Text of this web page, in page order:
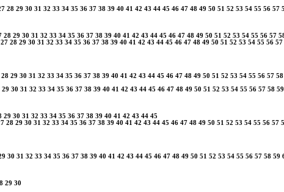
28 29 30 31 32 33 34 35 36 37 38 39 40 41 42 43 44 45 46 47 48 49 50 51 52 53 54 55 56 57
28 29 30 31 32 33 34 35 36 37 38 39 40 41 42 43 44 45 46 47 48 49 50 51 52 53 54 55 56 57
27 28 29 30 31 32 33 34 35 36 37 38 39 40 41 42 43 44 45 46 47 48 49 50 51 52 53 54 55 56 57
28 29 30 31 32 33 34 35 36 37 38 39 40 41 42 43 44 45 46 47 48 49 50 51 52 53 54 55 56 57 58
29 30 31 32 33 34 35 36 37 38 39 40 41 42 43 44 45 46 47 48 49 50 51 52 53 54 55 56 57 58 59
29 30 31 32 33 34 35 36 37 38 39 40 41 42 43 44 45
28 29 30 31 32 33 34 35 36 37 38 39 40 41 42 43 44 45 46 47 48 49 50 51 52 53 54 55 56 57
30 31 32 33 34 35 36 37 38 39 40 41 42 43 44 45 46 47 48 49 50 51 52 53 54 55 56 57 58 59
29 30